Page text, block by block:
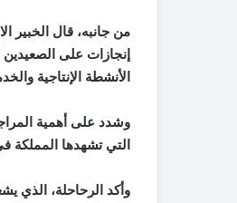
من جانبه، قال الخبير
إنجازات على الصعيدين
الأنشطة الإنتاجية
وشدد على أهمية
التي تشهدها المملكة
وأكد الرحاحلة، الذي